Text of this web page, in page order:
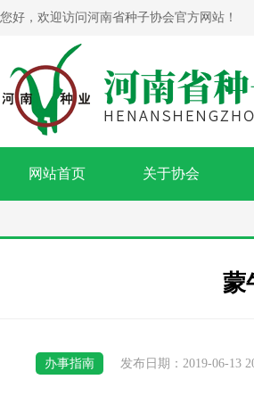
您好，欢迎访问河南省种子协会官方网站！
网站首页 关于协会
蒙
办事指南 发布日期：2019-06-13